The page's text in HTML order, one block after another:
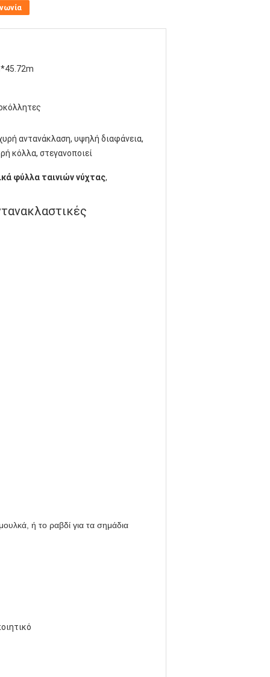
αντανάκλαση, υψηλή διαφάνεια,
κόλλα, στεγανοποιεί
φύλλα ταινιών νύχτας,
ή το ραβδί για τα σημάδια